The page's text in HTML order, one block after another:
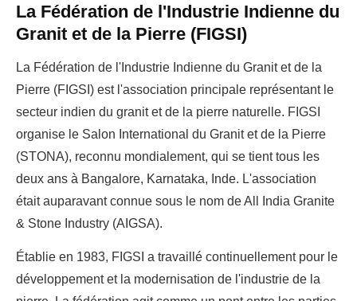
La Fédération de l'Industrie Indienne du
Granit et de la Pierre (FIGSI)
La Fédération de l'Industrie Indienne du Granit et de la
Pierre (FIGSI) est l'association principale représentant le
secteur indien du granit et de la pierre naturelle. FIGSI
organise le Salon International du Granit et de la Pierre
(STONA), reconnu mondialement, qui se tient tous les
deux ans à Bangalore, Karnataka, Inde. L'association
était auparavant connue sous le nom de All India Granite
& Stone Industry (AIGSA).
Établie en 1983, FIGSI a travaillé continuellement pour le
développement et la modernisation de l'industrie de la